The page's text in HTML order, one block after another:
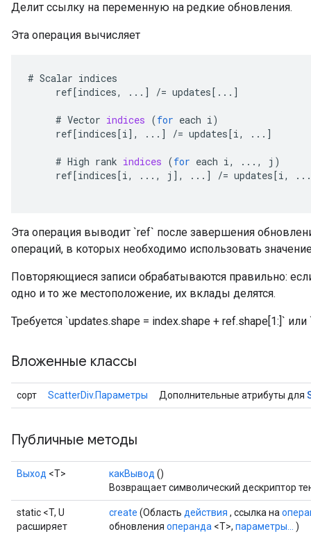
Делит ссылку на переменную на редкие обновления.
Эта операция вычисляет
# Scalar indices
ref[indices, ... ] /= updates[ ... ]
# Vector indices (for each i)
ref[indices[i] , ... ] /= updates[i, ... ]
# High rank indices (for each i, ..., j )
ref[indices[i, ..., j ] , ... ] /= updates[i,
Эта операция выводит `ref` после завершения
операций, в которых необходимо использовать
Повторяющиеся записи обрабатываются правильно:
одно и то же местоположение, их вклады делятся.
Требуется `updates.shape = index.shape + ref.shape[1:]` или
Вложенные классы
сорт ScatterDiv.Параметры Дополнительные атрибуты для
Публичные методы
Выход <Т> какВывод ()
Возвращает символический дескриптор
static <T, U
расширяет
create (Область действия , ссылка на
обновления операнда <T>, параметры...
)